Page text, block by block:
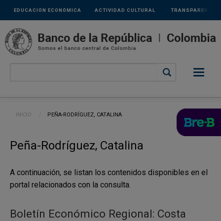
Pasar al contenido principal
Links
secundarios
ACTIVIDAD CULTURAL
EDUCACIÓN ECONÓMICA TRANSPARENCIA
Ruta de navegación
INICIO CURRENT:
PEÑA-RODRÍGUEZ, CATALINA
Peña-Rodríguez, Catalina
A continuación, se listan los contenidos disponibles en el
portal relacionados con la consulta.
Boletín Económico Regional: Costa